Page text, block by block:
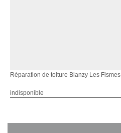
Réparation de toiture Blanzy Les Fismes
indisponible